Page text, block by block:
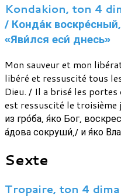
Kondakion, ton 4
/ Конда́к
«Яви́лся еси́ днесь»
Mon sauveur et mon
libéré et ressuscité tous
Dieu. / Il a brisé les
est ressuscité le
из гро́ба, я́ко Бог,
а́дова сокруши́,/ и я́ко
Sexte
Tropaire, ton 4